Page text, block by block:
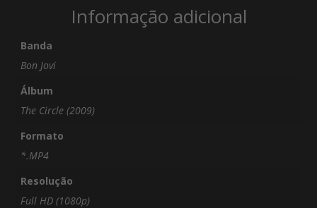
Informação adicional
Banda
Bon Jovi
Álbum
The Circle (2009)
Formato
*.MP4
Resolução
Full HD (1080p)